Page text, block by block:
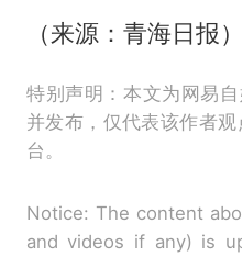
（来源：青海日报）
特别声明：本文为网易
并发布，仅代表该作者
台。
Notice: The content
and videos if any) is